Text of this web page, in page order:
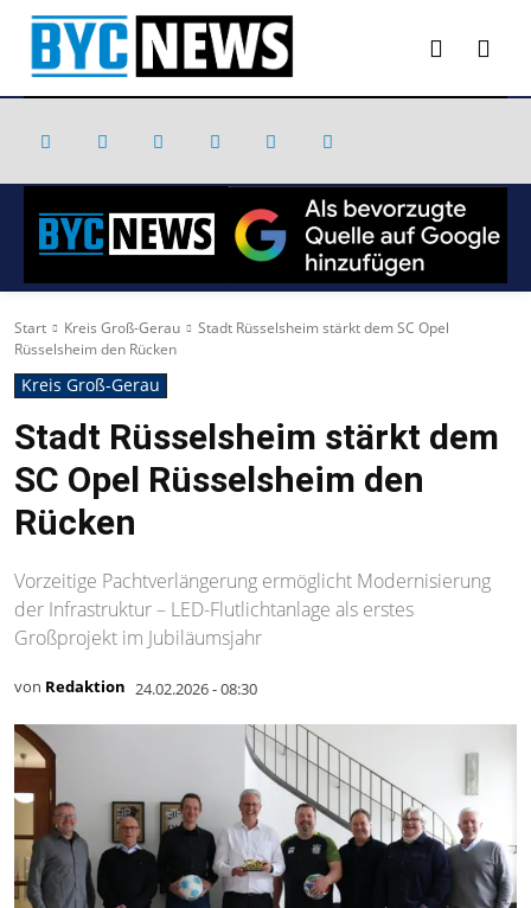
Start Kreis Groß-Gerau
Stadt Rüsselsheim stärkt dem SC Opel
Rüsselsheim den Rücken
Kreis Groß-Gerau
Stadt Rüsselsheim stärkt dem
SC Opel Rüsselsheim den
Rücken
Vorzeitige Pachtverlängerung ermöglicht Modernisierung
der Infrastruktur – LED-Flutlichtanlage als erstes
Großprojekt im Jubiläumsjahr
von Redaktion 24.02.2026 - 08:30